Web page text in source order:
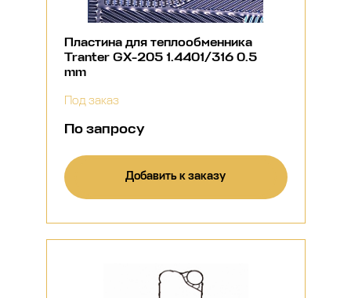
Пластина для теплообменника
Tranter GX-205 1.4401/316 0.5
mm
Под заказ
По запросу
Добавить к заказу